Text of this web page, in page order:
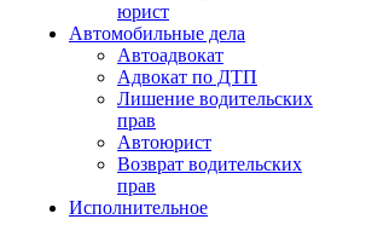
юрист
Автомобильные дела
Автоадвокат
Адвокат по ДТП
Лишение водительских
прав
Автоюрист
Возврат водительских
прав
Исполнительное